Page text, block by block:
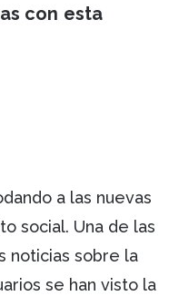
con esta
a las nuevas
social. Una de las
noticias sobre la
se han visto la